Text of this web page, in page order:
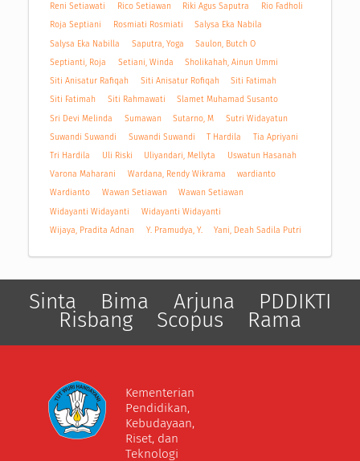
Reni Setiawati
Rico Setiawan Riki Agus Saputra
Rio Fadholi
Roja Septiani
Rosmiati Rosmiati
Salysa Eka Nabila
Salysa Eka Nabilla
Saputra, Yoga
Saulon, Butch O
Septianti, Roja
Setiani, Winda
Sholikahah, Ainun Ummi
Siti Anisatur Rafiqah
Siti Anisatur Rofiqah
Siti Fatimah
Siti Fatimah
Siti Rahmawati
Slamet Muhamad Susanto
Sri Devi Melinda
Sumawan Sutarno, M
Sutri Widayatun
Suwandi Suwandi
Suwandi Suwandi T Hardila
Tia Apriyani
Tri Hardila
Uli Riski Uliyandari, Mellyta
Uswatun Hasanah
Varona Maharani
Wardana, Rendy Wikrama
wardianto
Wardianto
Wawan Setiawan
Wawan Setiawan
Widayanti Widayanti
Widayanti Widayanti
Wijaya, Pradita Adnan
Y. Pramudya, Y. Yani, Deah Sadila Putri
Sinta Bima Arjuna PDDIKTI
Risbang Scopus Rama
Kementerian
Pendidikan,
Kebudayaan,
Riset, dan
Teknologi